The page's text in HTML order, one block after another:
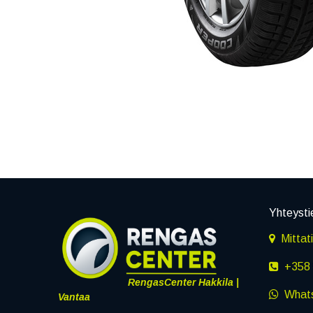
RengasCenter Hakkila |
Vantaa
+358